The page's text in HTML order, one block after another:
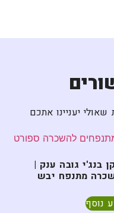
יעניינו אתכם
בנג'י גובה ענק |
מתנפח יבש
נוסף